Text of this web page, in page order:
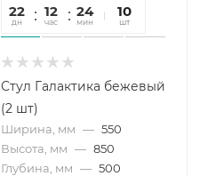
22
дн
12
час
24
мин
22
сек
10
шт
Стул Галактика бежевый
(2 шт)
Ширина, мм — 550
Высота, мм — 850
Глубина, мм — 500